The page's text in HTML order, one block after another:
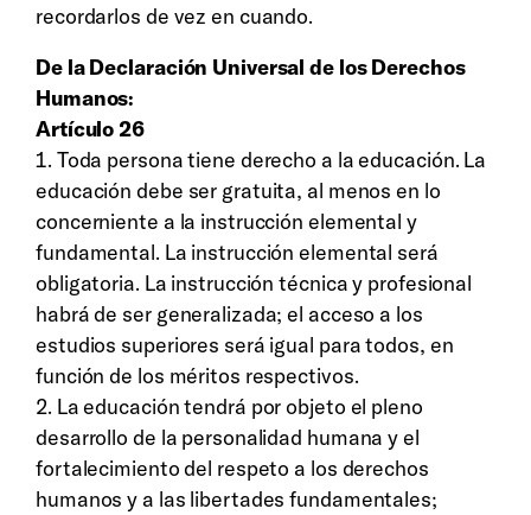
recordarlos de vez en cuando.
De la Declaración Universal de los Derechos
Humanos:
Artículo 26
1. Toda persona tiene derecho a la educación. La
educación debe ser gratuita, al menos en lo
concerniente a la instrucción elemental y
fundamental. La instrucción elemental será
obligatoria. La instrucción técnica y profesional
habrá de ser generalizada; el acceso a los
estudios superiores será igual para todos, en
función de los méritos respectivos.
2. La educación tendrá por objeto el pleno
desarrollo de la personalidad humana y el
fortalecimiento del respeto a los derechos
humanos y a las libertades fundamentales;